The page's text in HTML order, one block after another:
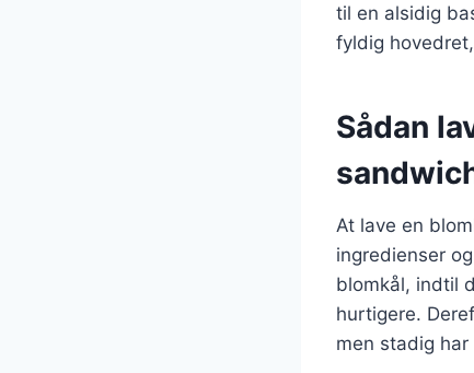
til en alsidig
fyldig
Sådan
At lave en
ingredienser
blomkål, indtil
hurtigere.
men stadig